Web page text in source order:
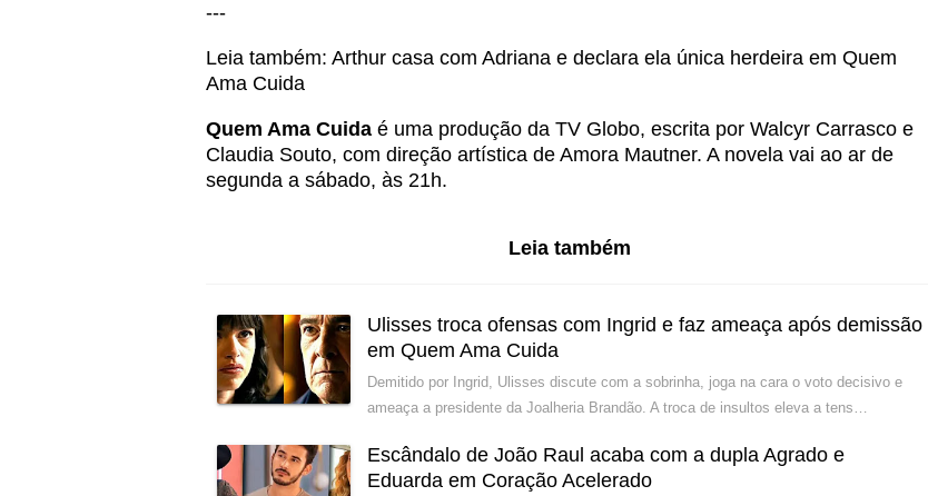
---
Leia também: Arthur casa com Adriana e declara ela única herdeira em Quem
Ama Cuida
Quem Ama Cuida é uma produção da TV Globo, escrita por Walcyr Carrasco e
Claudia Souto, com direção artística de Amora Mautner. A novela vai ao ar de
segunda a sábado, às 21h.
Leia também
Ulisses troca ofensas com Ingrid e faz ameaça após demissão
em Quem Ama Cuida
Demitido por Ingrid, Ulisses discute com a sobrinha, joga na cara o voto decisivo e
ameaça a presidente da Joalheria Brandão. A troca de insultos eleva a tens…
Escândalo de João Raul acaba com a dupla Agrado e
Eduarda em Coração Acelerado